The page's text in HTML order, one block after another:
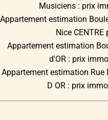
Musiciens : prix
Appartement estimation
Nice
Appartement estimation
d'OR : prix
Appartement estimation Rue
D OR : prix